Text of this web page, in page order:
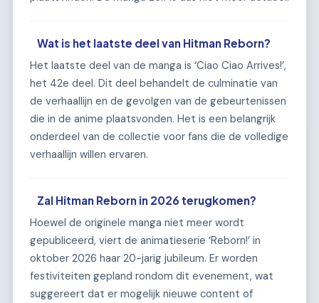
Wat is het laatste deel van Hitman Reborn?
Het laatste deel van de manga is ‘Ciao Ciao Arrives!’,
het 42e deel. Dit deel behandelt de culminatie van
de verhaallijn en de gevolgen van de gebeurtenissen
die in de anime plaatsvonden. Het is een belangrijk
onderdeel van de collectie voor fans die de volledige
verhaallijn willen ervaren.
Zal Hitman Reborn in 2026 terugkomen?
Hoewel de originele manga niet meer wordt
gepubliceerd, viert de animatieserie ‘Reborn!’ in
oktober 2026 haar 20-jarig jubileum. Er worden
festiviteiten gepland rondom dit evenement, wat
suggereert dat er mogelijk nieuwe content of